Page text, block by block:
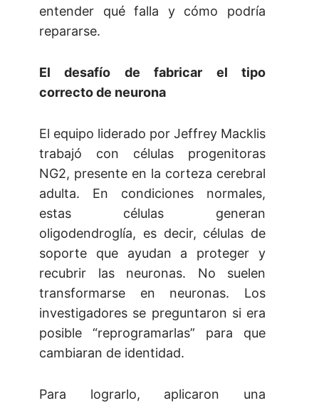
entender qué falla y cómo podría
repararse.
El desafío de fabricar el tipo
correcto de neurona
El equipo liderado por Jeffrey Macklis
trabajó con células progenitoras
NG2, presente en la corteza cerebral
adulta. En condiciones normales,
estas células generan
oligodendroglía, es decir, células de
soporte que ayudan a proteger y
recubrir las neuronas. No suelen
transformarse en neuronas. Los
investigadores se preguntaron si era
posible “reprogramarlas” para que
cambiaran de identidad.
Para lograrlo, aplicaron una